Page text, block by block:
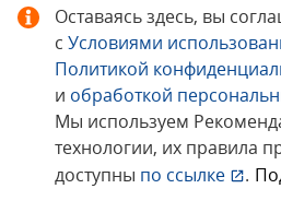
Оставаясь здесь, вы
с Условиями
Политикой
и обработкой
Мы используем
технологии, их правила
доступны по ссылке .
© 1998−2026
Сообщить